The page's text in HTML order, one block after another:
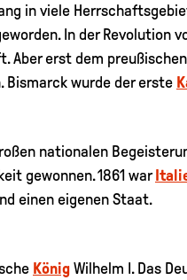
in viele
In der Revolution
Aber erst dem preußischen
Bismarck wurde der erste
nationalen
gewonnen. 1861 war
einen eigenen Staat.
König Wilhelm I. Das